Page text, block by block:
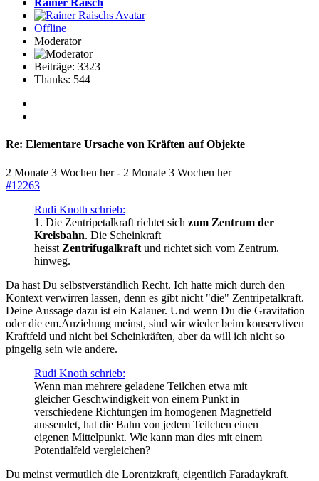
Rainer Raisch
Offline
Moderator
Beiträge: 3323
Thanks: 544
Re: Elementare Ursache von Kräften auf Objekte
2 Monate 3 Wochen her- 2 Monate 3 Wochen her
#12263
Rudi Knoth schrieb:
1. Die Zentripetalkraft richtet sich zum Zentrum der
Kreisbahn. Die Scheinkraft
heisst Zentrifugalkraft und richtet sich vom Zentrum.
hinweg.
Da hast Du selbstverständlich Recht. Ich hatte mich durch den
Kontext verwirren lassen, denn es gibt nicht "die" Zentripetalkraft.
Deine Aussage dazu ist ein Kalauer. Und wenn Du die Gravitation
oder die em.Anziehung meinst, sind wir wieder beim konservtiven
Kraftfeld und nicht bei Scheinkräften, aber da will ich nicht so
pingelig sein wie andere.
Rudi Knoth schrieb:
Wenn man mehrere geladene Teilchen etwa mit
gleicher Geschwindigkeit von einem Punkt in
verschiedene Richtungen im homogenen Magnetfeld
aussendet, hat die Bahn von jedem Teilchen einen
eigenen Mittelpunkt. Wie kann man dies mit einem
Potentialfeld vergleichen?
Du meinst vermutlich die Lorentzkraft, eigentlich Faradaykraft.